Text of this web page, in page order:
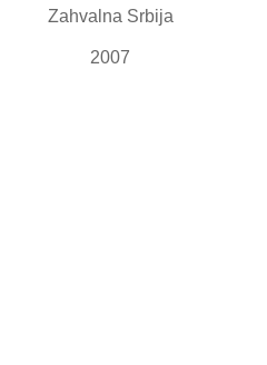
Zahvalna Srbija
2007